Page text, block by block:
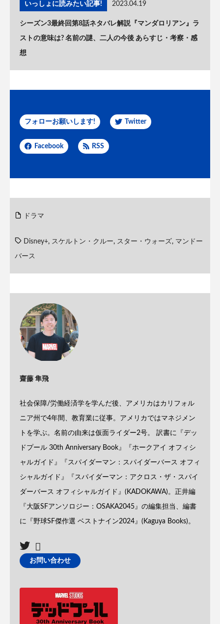
いっしょに読みたい記事! 2023.04.19
シーズン3最終回第8話ネタバレ解説『マンダロリアン』ラ
ストの意味は? 名前の謎、二人の今後 あらすじ・考察・感
想
フォローお願いします! Twitter
Facebook RSS
ドラマ
Disney+, スケルトン・クルー, スター・ウォーズ, マンドー
バース
齋藤 隼飛
社会保障/労働経済学を学んだ後、アメリカはカリフォル
ニア州で4年間、教育業に従事。アメリカではマネジメン
トを学ぶ。名前の由来は仮面ライダー2号。 訳書に『デッ
ドプール 30th Anniversary Book』『ホークアイ オフィシ
ャルガイド』『スパイダーマン：スパイダーバース オフィ
シャルガイド』『スパイダーマン：アクロス・ザ・スパイ
ダーバース オフィシャルガイド』(KADOKAWA)。正井編
『大阪SFアンソロジー：OSAKA2045』の編集担当、編書
に『野球SF傑作選 ベストナイン2024』(Kaguya Books)。
お問い合わせ